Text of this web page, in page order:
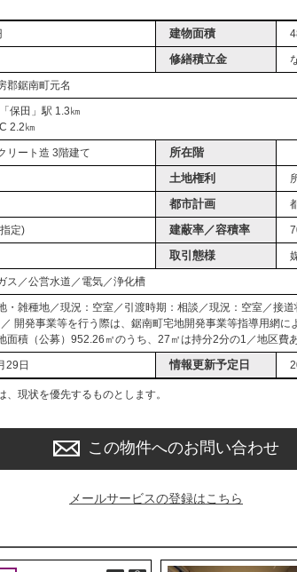
建物面積
修繕積立金
郡鋸南町元名
保田」駅 1.3㎞
2.2㎞
リート造 3階建て
所在階
土地権利
都市計画
定) 建蔽率／容積率
取引態様
ス／公営水道／電気／浄化槽
・雑種地／現況：空室／引渡時期：相談／現況：空室／接
開発事業等を行う際は、鋸南町宅地開発事業等指導用網
面積（公募）952.26㎡のうち、27㎡は持分2分の1／地区費
29日 情報更新予定日
現状を優先するものとします。
この物件へのお問い合わせ
メールサービスの登録はこちら